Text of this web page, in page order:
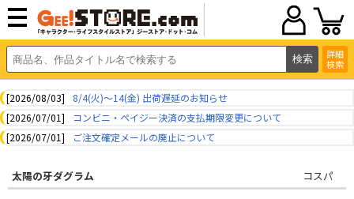
詳細
検索
[2026/08/03]
8/4(火)～14(金) 出荷遅延のお知らせ
[2026/07/01]
コンビニ・ペイジー決済の支払期限変更について
[2026/07/01]
ご注文確定メールの廃止について
太陽の牙ダグラム コスパ